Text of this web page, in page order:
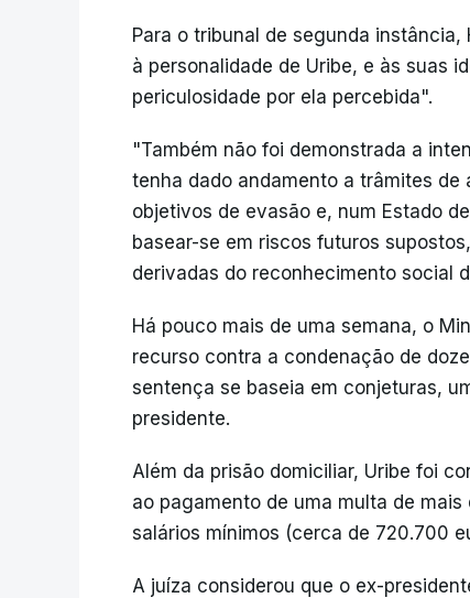
Para o tribunal de segunda
à personalidade de Uribe, e às suas
periculosidade por ela percebida".
"Também não foi demonstrada a
tenha dado andamento a trâmites
objetivos de evasão e, num Estado
basear-se em riscos futuros
derivadas do reconhecimento social
Há pouco mais de uma semana, o
recurso contra a condenação de
sentença se baseia em conjeturas,
presidente.
Além da prisão domiciliar, Uribe foi
ao pagamento de uma multa de
salários mínimos (cerca de 720.700
A juíza considerou que o ex-